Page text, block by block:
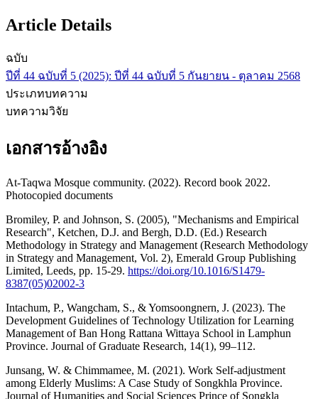
Article Details
ฉบับ
ปีที่ 44 ฉบับที่ 5 (2025): ปีที่ 44 ฉบับที่ 5 กันยายน - ตุลาคม 2568
ประเภทบทความ
บทความวิจัย
เอกสารอ้างอิง
At-Taqwa Mosque community. (2022). Record book 2022.
Photocopied documents
Bromiley, P. and Johnson, S. (2005), "Mechanisms and Empirical
Research", Ketchen, D.J. and Bergh, D.D. (Ed.) Research
Methodology in Strategy and Management (Research Methodology
in Strategy and Management, Vol. 2), Emerald Group Publishing
Limited, Leeds, pp. 15-29. https://doi.org/10.1016/S1479-
8387(05)02002-3
Intachum, P., Wangcham, S., & Yomsoongnern, J. (2023). The
Development Guidelines of Technology Utilization for Learning
Management of Ban Hong Rattana Wittaya School in Lamphun
Province. Journal of Graduate Research, 14(1), 99–112.
Junsang, W. & Chimmamee, M. (2021). Work Self-adjustment
among Elderly Muslims: A Case Study of Songkhla Province.
Journal of Humanities and Social Sciences Prince of Songkla